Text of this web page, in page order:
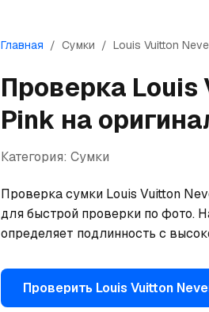
Главная / Сумки / Louis Vuitton
Проверка Louis
Pink на
Категория: Сумки
Проверка сумки Louis Vuitton
для быстрой проверки по фото.
определяет подлинность с
Проверить Louis Vuitton